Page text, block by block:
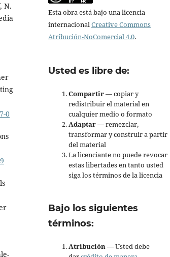
N.
0
Esta obra está bajo una licencia
internacionalCreative Commons
Atribución-NoComercial 4.0.
Usted es libre de:
Compartir— copiar y
redistribuir el material en
cualquier medio o formato
Adaptar— remezclar,
transformar y construir a partir
del material
La licenciante no puede revocar
estas libertades en tanto usted
siga los términos de la licencia
Bajo los siguientes
términos:
Atribución— Usted debe